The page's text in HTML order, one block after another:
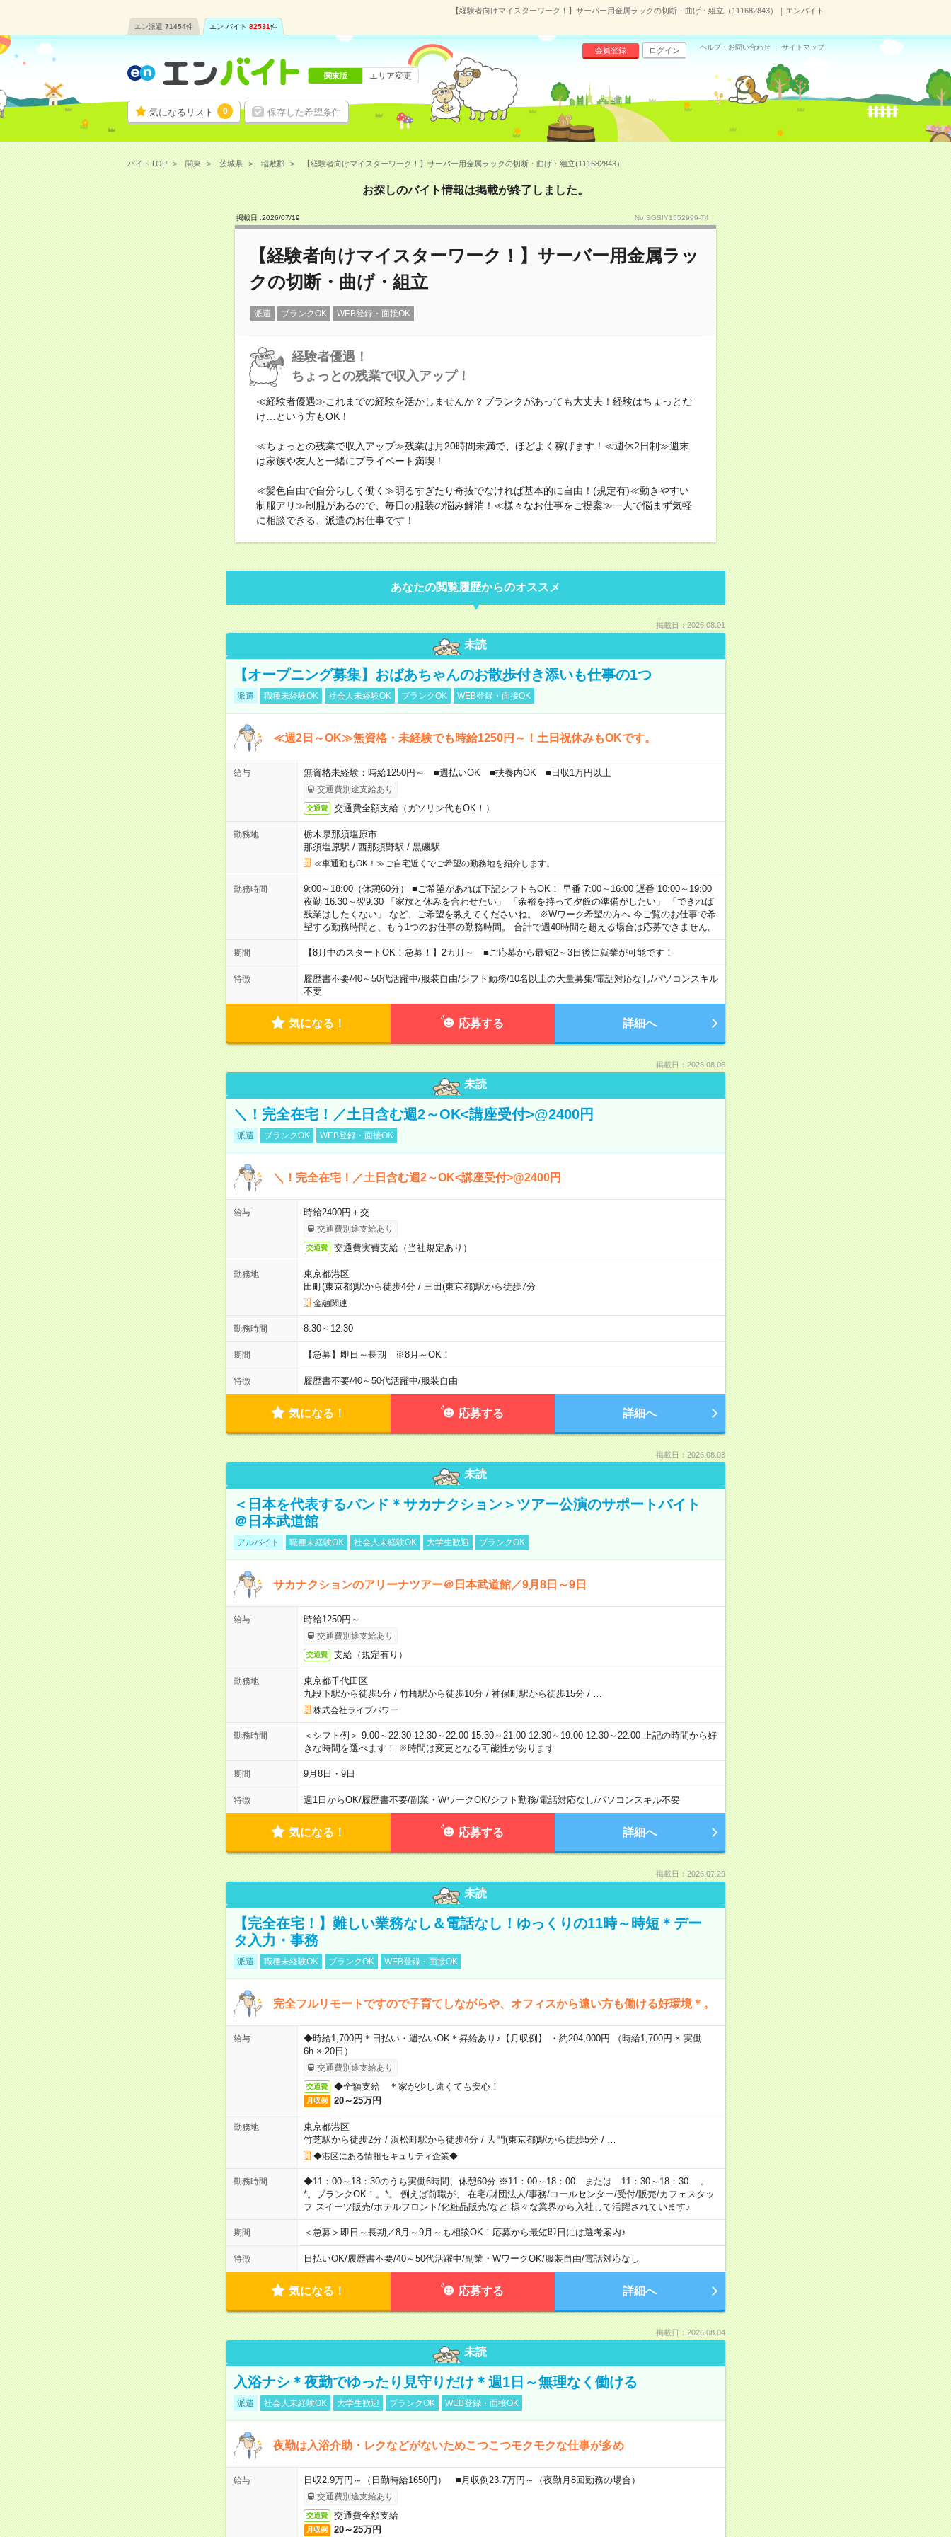
【経験者向けマイスターワーク！】サーバー用金属ラックの切断・曲げ・組立（111682843）｜エンバイト
エン派遣 71454件 エン バイト 82531件
気になるリスト 0 保存した希望条件
会員登録 ログイン ヘルプ・お問い合わせ サイトマップ
関東版 エリア変更
バイトTOP 関東 茨城県 稲敷郡 【経験者向けマイスターワーク！】サーバー用金属ラックの切断・曲げ・組立(111682843）
お探しのバイト情報は掲載が終了しました。
掲載日 :2026/07/19 No.SGSIY1552999-T4
【経験者向けマイスターワーク！】サーバー用金属ラッ
クの切断・曲げ・組立
派遣 ブランクOK WEB登録・面接OK
経験者優遇！
ちょっとの残業で収入アップ！
≪経験者優遇≫これまでの経験を活かしませんか？ブランクがあっても大丈夫！経験はちょっとだ
け…という方もOK！
≪ちょっとの残業で収入アップ≫残業は月20時間未満で、ほどよく稼げます！≪週休2日制≫週末
は家族や友人と一緒にプライベート満喫！
≪髪色自由で自分らしく働く≫明るすぎたり奇抜でなければ基本的に自由！(規定有)≪動きやすい
制服アリ≫制服があるので、毎日の服装の悩み解消！≪様々なお仕事をご提案≫一人で悩まず気軽
に相談できる、派遣のお仕事です！
あなたの閲覧履歴からのオススメ
掲載日：2026.08.01
未読
【オープニング募集】おばあちゃんのお散歩付き添いも仕事の1つ
派遣 職種未経験OK 社会人未経験OK ブランクOK WEB登録・面接OK
≪週2日～OK≫無資格・未経験でも時給1250円～！土日祝休みもOKです。
給与 無資格未経験：時給1250円～ ■週払いOK ■扶養内OK ■日収1万円以上
交通費別途支給あり
交通費 交通費全額支給（ガソリン代もOK！）
勤務地
栃木県那須塩原市
那須塩原駅 / 西那須野駅 / 黒磯駅
≪車通勤もOK！≫ご自宅近くでご希望の勤務地を紹介します。
勤務時間
9:00～18:00（休憩60分） ■ご希望があれば下記シフトもOK！ 早番 7:00～16:00 遅番 10:00～19:00
夜勤 16:30～翌9:30 「家族と休みを合わせたい」 「余裕を持って夕飯の準備がしたい」 「できれば
残業はしたくない」 など、ご希望を教えてくださいね。 ※Wワーク希望の方へ 今ご覧のお仕事で希
望する勤務時間と、もう1つのお仕事の勤務時間。 合計で週40時間を超える場合は応募できません。
期間 【8月中のスタートOK！急募！】2カ月～ ■ご応募から最短2～3日後に就業が可能です！
特徴 履歴書不要/40～50代活躍中/服装自由/シフト勤務/10名以上の大量募集/電話対応なし/パソコンスキル
不要
気になる！ 応募する 詳細へ
掲載日：2026.08.06
未読
＼！完全在宅！／土日含む週2～OK<講座受付>@2400円
派遣 ブランクOK WEB登録・面接OK
＼！完全在宅！／土日含む週2～OK<講座受付>@2400円
給与 時給2400円＋交
交通費別途支給あり
交通費 交通費実費支給（当社規定あり）
勤務地
東京都港区
田町(東京都)駅から徒歩4分/ 三田(東京都)駅から徒歩7分
金融関連
勤務時間 8:30～12:30
期間 【急募】即日～長期 ※8月～OK！
特徴 履歴書不要/40～50代活躍中/服装自由
気になる！ 応募する 詳細へ
掲載日：2026.08.03
未読
＜日本を代表するバンド＊サカナクション＞ツアー公演のサポートバイト
＠日本武道館
アルバイト 職種未経験OK 社会人未経験OK 大学生歓迎 ブランクOK
サカナクションのアリーナツアー＠日本武道館／9月8日～9日
給与 時給1250円～
交通費別途支給あり
交通費 支給（規定有り）
勤務地
東京都千代田区
九段下駅から徒歩5分/ 竹橋駅から徒歩10分/ 神保町駅から徒歩15分/
株式会社ライブパワー
勤務時間
＜シフト例＞ 9:00～22:30 12:30～22:00 15:30～21:00 12:30～19:00 12:30～22:00 上記の時間から好
きな時間を選べます！ ※時間は変更となる可能性があります
期間 9月8日・9日
特徴 週1日からOK/履歴書不要/副業・WワークOK/シフト勤務/電話対応なし/パソコンスキル不要
気になる！ 応募する 詳細へ
掲載日：2026.07.29
未読
【完全在宅！】難しい業務なし＆電話なし！ゆっくりの11時～時短＊デー
タ入力・事務
派遣 職種未経験OK ブランクOK WEB登録・面接OK
完全フルリモートですので子育てしながらや、オフィスから遠い方も働ける好環境＊。
給与
◆時給1,700円＊日払い・週払いOK＊昇給あり♪【月収例】 ・約204,000円 （時給1,700円 × 実働
6h × 20日）
交通費別途支給あり
交通費 ◆全額支給 ＊家が少し遠くても安心！
月収例 20～25万円
勤務地
東京都港区
竹芝駅から徒歩2分/ 浜松町駅から徒歩4分/ 大門(東京都)駅から徒歩5分/
◆港区にある情報セキュリティ企業◆
勤務時間
◆11：00～18：30のうち実働6時間、休憩60分 ※11：00～18：00 または 11：30～18：30 。
*。ブランクOK！。*。 例えば前職が、 在宅/財団法人/事務/コールセンター/受付/販売/カフェスタッ
フ スイーツ販売/ホテルフロント/化粧品販売/など 様々な業界から入社して活躍されています♪
期間 ＜急募＞即日～長期／8月～9月～も相談OK！応募から最短即日には選考案内♪
特徴 日払いOK/履歴書不要/40～50代活躍中/副業・WワークOK/服装自由/電話対応なし
気になる！ 応募する 詳細へ
掲載日：2026.08.04
未読
入浴ナシ＊夜勤でゆったり見守りだけ＊週1日～無理なく働ける
派遣 社会人未経験OK 大学生歓迎 ブランクOK WEB登録・面接OK
夜勤は入浴介助・レクなどがないためこつこつモクモクな仕事が多め
給与 日収2.9万円～（日勤時給1650円） ■月収例23.7万円～（夜勤月8回勤務の場合）
交通費別途支給あり
交通費 交通費全額支給
月収例 20～25万円